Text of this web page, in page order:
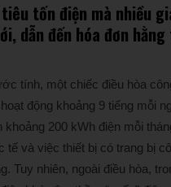
tốn điện mà nhiều
dẫn đến hóa đơn
tính, một chiếc điều hòa
động khoảng 9 tiếng mỗi
khoảng 200 kWh điện mỗi
tế và việc thiết bị có trang bị
Tuy nhiên, ngoài điều hòa,